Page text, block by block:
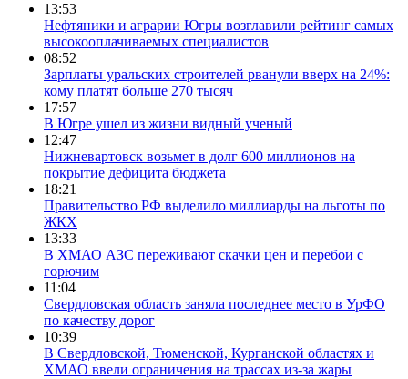
13:53
Нефтяники и аграрии Югры возглавили рейтинг самых
высокооплачиваемых специалистов
08:52
Зарплаты уральских строителей рванули вверх на 24%:
кому платят больше 270 тысяч
17:57
В Югре ушел из жизни видный ученый
12:47
Нижневартовск возьмет в долг 600 миллионов на
покрытие дефицита бюджета
18:21
Правительство РФ выделило миллиарды на льготы по
ЖКХ
13:33
В ХМАО АЗС переживают скачки цен и перебои с
горючим
11:04
Свердловская область заняла последнее место в УрФО
по качеству дорог
10:39
В Свердловской, Тюменской, Курганской областях и
ХМАО ввели ограничения на трассах из-за жары